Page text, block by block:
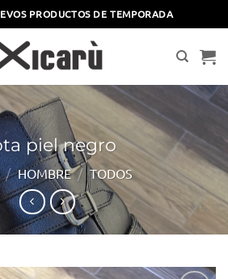
PRODUCTOS DE TEMPORADA
piel negro
/ HOMBRE / TODOS